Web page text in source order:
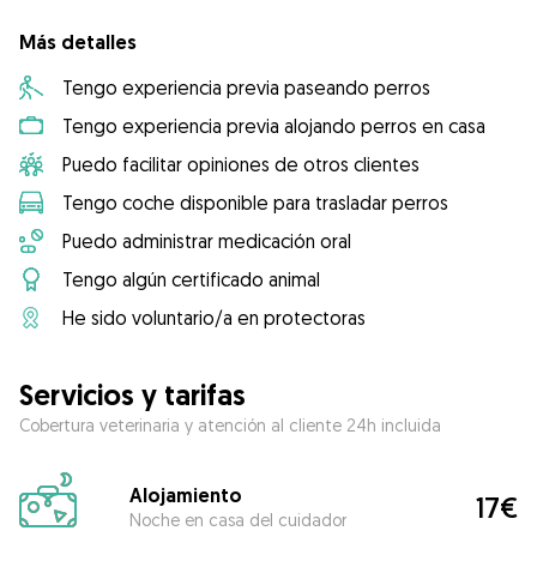
Más detalles
Tengo experiencia previa paseando perros
Tengo experiencia previa alojando perros en casa
Puedo facilitar opiniones de otros clientes
Tengo coche disponible para trasladar perros
Puedo administrar medicación oral
Tengo algún certificado animal
He sido voluntario/a en protectoras
Servicios y tarifas
Cobertura veterinaria y atención al cliente 24h incluida
Alojamiento
Noche en casa del cuidador 17€